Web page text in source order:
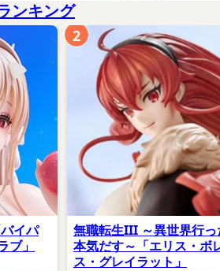
ンキング
イパ
ブ」
無職転生III ～異世界行っ
本気だす～「エリス・ボ
ス・グレイラット」
2